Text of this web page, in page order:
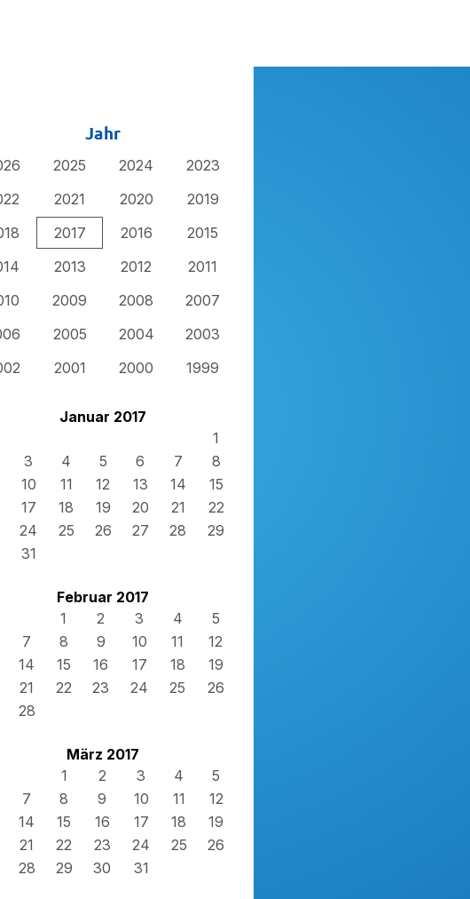
Jahr
2025 2024
2023
2021 2020
2019
2017 2016
2015
2013 2012
2011
2009 2008
2007
2005 2004
2003
2001 2000 1999
Januar 2017
1
3 4 5 6 7
8
10 11 12 13 14
15
17 18 19 20 21
22
24 25 26 27 28
29
31
Februar 2017
1
2 3 4
5
7 8 9 10 11
12
14 15 16 17 18
19
21 22 23 24 25
26
28
März 2017
1
2 3 4
5
7 8 9 10 11
12
14 15 16 17 18
19
21 22 23 24 25
26
28 29 30 31